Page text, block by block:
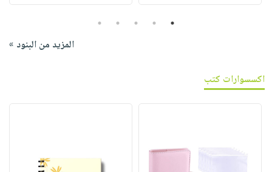
1
2
3
4
5
المزيد من البنود »
اكسسوارات كتب